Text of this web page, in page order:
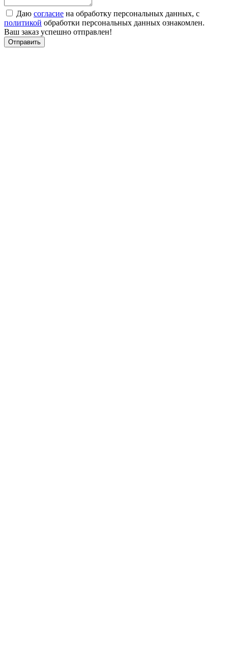
Даю согласие на обработку персональных данных, с
политикой обработки персональных данных ознакомлен.
Ваш заказ успешно отправлен!